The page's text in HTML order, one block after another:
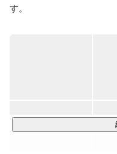
す。
Kairos3は、営業やマーケ